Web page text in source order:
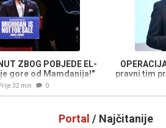
ZBOG POBJEDE EL-
je gore od Mamdanija!"
Prije 32 min 0
pravni tim
Portal / Najčitanije